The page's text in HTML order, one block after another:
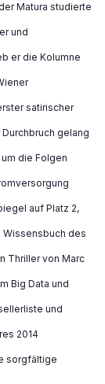
Matura studierte
und
er die Kolumne
satirischer
gelang
die Folgen
auf Platz 2,
Wissensbuch des
Thriller von Marc
Big Data und
und
2014
sorgfältige